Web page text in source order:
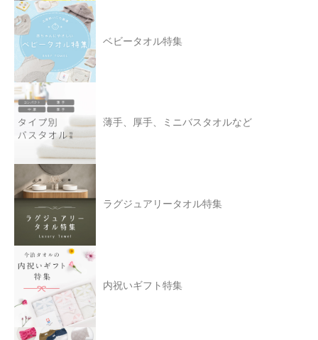
ベビータオル特集
薄手、厚手、ミニバスタオルなど
ラグジュアリータオル特集
内祝いギフト特集